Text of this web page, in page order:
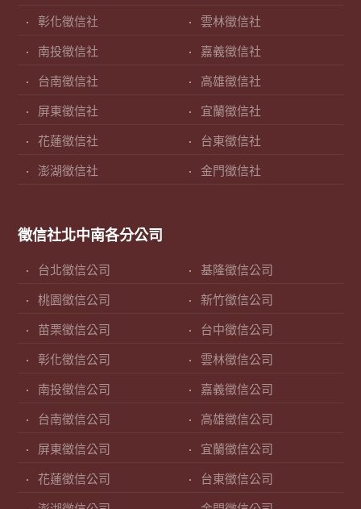
彰化徵信社 雲林徵信社
南投徵信社 嘉義徵信社
台南徵信社 高雄徵信社
屏東徵信社 宜蘭徵信社
花蓮徵信社 台東徵信社
澎湖徵信社 金門徵信社
徵信社北中南各分公司
台北徵信公司 基隆徵信公司
桃園徵信公司 新竹徵信公司
苗栗徵信公司 台中徵信公司
彰化徵信公司 雲林徵信公司
南投徵信公司 嘉義徵信公司
台南徵信公司 高雄徵信公司
屏東徵信公司 宜蘭徵信公司
花蓮徵信公司 台東徵信公司